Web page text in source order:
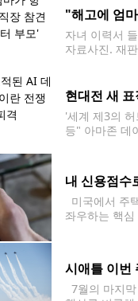
"해고에 엄
자녀 이력서
자료사진. 재
현대전 새
'세계 제3의
등" 아마존 데
내 신용점수
미국에서 주
좌우하는 핵
시애틀 이번
7월의 마지